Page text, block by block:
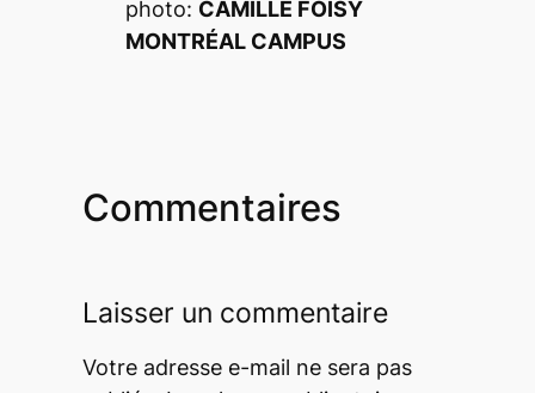
photo: CAMILLE FOISY
MONTRÉAL CAMPUS
Commentaires
Laisser un commentaire
Votre adresse e-mail ne sera pas